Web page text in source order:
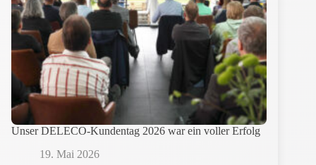
Unser DELECO-Kundentag 2026 war ein voller Erfolg
19. Mai 2026